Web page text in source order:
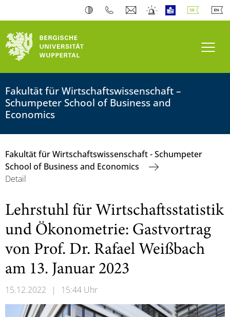
Fakultät für Wirtschaftswissenschaft –
Schumpeter School of Business and
Economics
Fakultät für Wirtschaftswissenschaft - Schumpeter
School of Business and Economics
Detail
Lehrstuhl für Wirtschaftsstatistik
und Ökonometrie: Gastvortrag
von Prof. Dr. Rafael Weißbach
am 13. Januar 2023
15.12.2022 | 15:44 Uhr